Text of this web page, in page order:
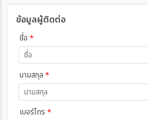
ข้อมูลผู้ติดต่อ
ชื่อ *
นามสกุล *
เบอร์โทร *